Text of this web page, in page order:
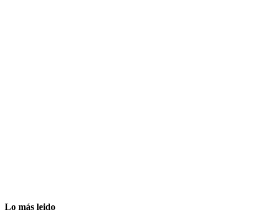
Lo más leido